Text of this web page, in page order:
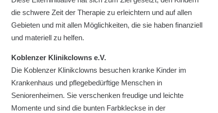
die schwere Zeit der Therapie zu erleichtern und auf allen
Gebieten und mit allen Möglichkeiten, die sie haben finanziell
und materiell zu helfen.
Koblenzer Klinikclowns e.V.
Die Koblenzer Klinikclowns besuchen kranke Kinder im
Krankenhaus und pflegebedürftige Menschen in
Seniorenheimen. Sie verschenken freudige und leichte
Momente und sind die bunten Farbkleckse in der